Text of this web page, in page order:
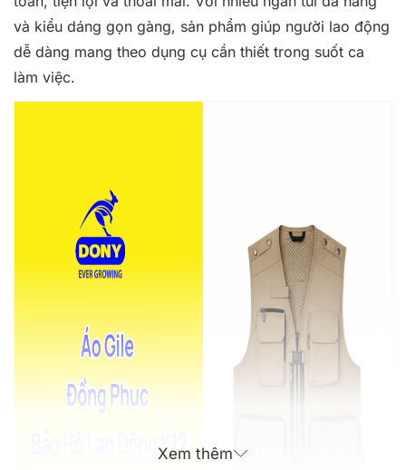
và kiểu dáng gọn gàng, sản phẩm giúp người lao động
dễ dàng mang theo dụng cụ cần thiết trong suốt ca
làm việc.
Xem thêm